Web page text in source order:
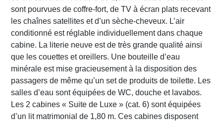
sont pourvues de coffre-fort, de TV à écran plats recevant
les chaînes satellites et d’un sèche-cheveux. L’air
conditionné est réglable individuellement dans chaque
cabine. La literie neuve est de très grande qualité ainsi
que les couettes et oreillers. Une bouteille d’eau
minérale est mise gracieusement à la disposition des
passagers de même qu’un set de produits de toilette. Les
salles d’eau sont équipées de WC, douche et lavabos.
Les 2 cabines « Suite de Luxe » (cat. 6) sont équipées
d’un lit matrimonial de 1,80 m. Ces cabines disposent